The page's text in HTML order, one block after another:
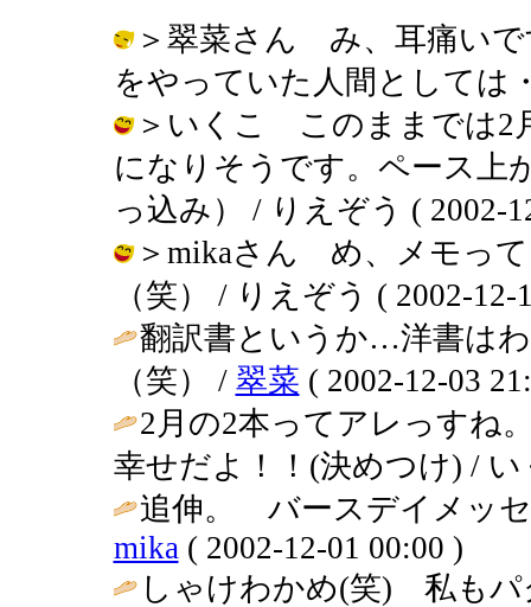
＞翠菜さん み、耳痛いで
をやっていた人間としては
＞いくこ このままでは2
になりそうです。ペース上
っ込み） / りえぞう ( 2002-
＞mikaさん め、メモって
（笑） / りえぞう ( 2002-12-
翻訳書というか…洋書は
（笑） / 翠菜 ( 2002-12-03
2月の2本ってアレっすね
幸せだよ！！(決めつけ) / い
追伸。 バースデイメッ
mika ( 2002-12-01 00:00 )
しゃけわかめ(笑) 私も